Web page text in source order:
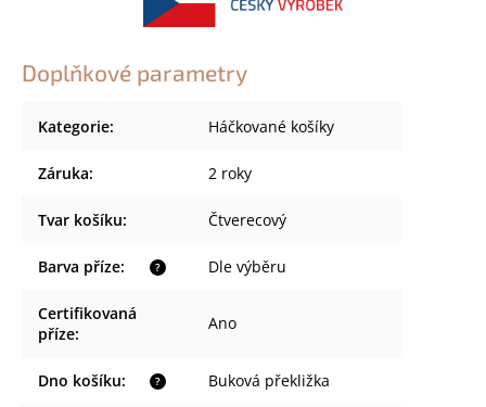
Doplňkové parametry
Kategorie: Háčkované košíky
Záruka: 2 roky
Tvar košíku: Čtverecový
?
Barva příze: Dle výběru
Certifikovaná
příze:
Ano
?
Dno košíku: Buková překližka